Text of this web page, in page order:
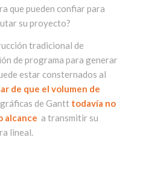
que pueden confiar para
su proyecto?
tradicional de
de programa para generar
estar consternados al
de que el volumen de
de Gantt todavía no
alcance a transmitir su
lineal.